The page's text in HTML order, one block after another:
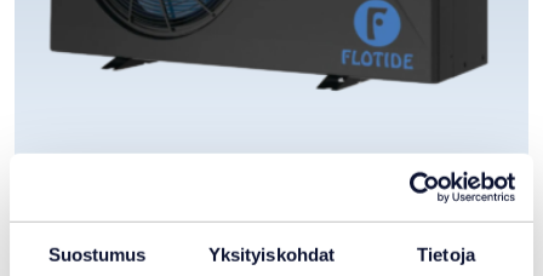
Suostumus Yksityiskohdat Tietoja
Uima-altaan invertterilämpöpumppu Flotide
PX14-32 (40–70 m3)